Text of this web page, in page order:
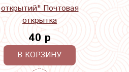
открытий" Почтовая
открытка
40 р
В КОРЗИНУ